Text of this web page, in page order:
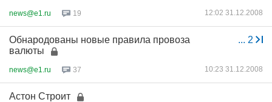
news@e1.ru 19 12:02 31.12.2008
... 2
Обнародованы новые правила провоза
валюты
news@e1.ru 37 10:23 31.12.2008
Астон Строит